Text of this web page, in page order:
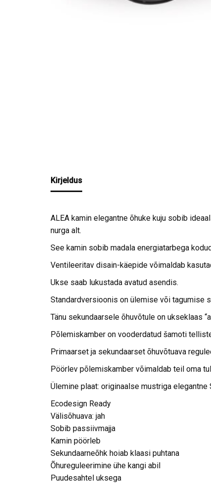
Kirjeldus
ALEA kamin elegantne õhuke kuju sobib
nurga alt.
See kamin sobib madala energiatarbega
Ventileeritav disain-käepide võimaldab
Ukse saab lukustada avatud asendis.
Standardversioonis on ülemise või tagumise
Tänu sekundaarsele õhuvõtule on ukseklaas
Põlemiskamber on vooderdatud šamoti
Primaarset ja sekundaarset õhuvõtuava
Pöörlev põlemiskamber võimaldab teil oma
Ülemine plaat: originaalse mustriga elegantne
Ecodesign Ready
Välisõhuava: jah
Sobib passiivmajja
Kamin pöörleb
Sekundaarneõhk hoiab klaasi puhtana
Õhureguleerimine ühe kangi abil
Puudesahtel uksega